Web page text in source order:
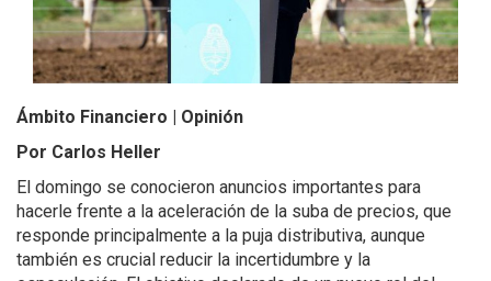
Ámbito Financiero | Opinión
Por Carlos Heller
El domingo se conocieron anuncios importantes para
hacerle frente a la aceleración de la suba de precios, que
responde principalmente a la puja distributiva, aunque
también es crucial reducir la incertidumbre y la